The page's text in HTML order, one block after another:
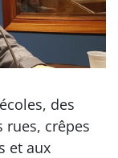
des
rues, crêpes
et aux